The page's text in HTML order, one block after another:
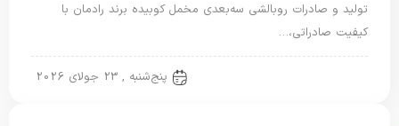
تولید و صادرات روبالشی سه‌بعدی مخمل کوبیده برند رادمان با
کیفیت صادراتی،…
پنج‌شنبه , 23 جولای 2026